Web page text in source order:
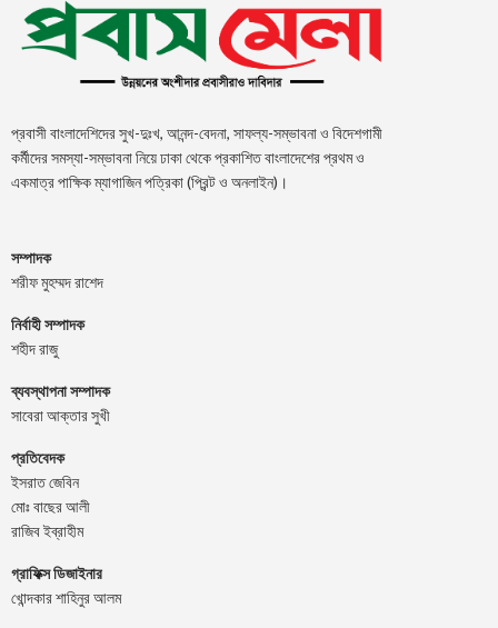
প্রবাসী বাংলাদেশিদের সুখ-দুঃখ, আনন্দ-বেদনা, সাফল্য-সম্ভাবনা ও বিদেশগামী
কর্মীদের সমস্যা-সম্ভাবনা নিয়ে ঢাকা থেকে প্রকাশিত বাংলাদেশের প্রথম ও
একমাত্র পাক্ষিক ম্যাগাজিন পত্রিকা (প্রিন্ট ও অনলাইন)।
সম্পাদক
শরীফ মুহম্মদ রাশেদ
নির্বাহী সম্পাদক
শহীদ রাজু
ব্যবস্থাপনা সম্পাদক
সাবেরা আক্তার সুখী
প্রতিবেদক
ইসরাত জেবিন
মোঃ বাছের আলী
রাজিব ইব্রাহীম
গ্রাফিক্স ডিজাইনার
খোন্দকার শাহিনুর আলম